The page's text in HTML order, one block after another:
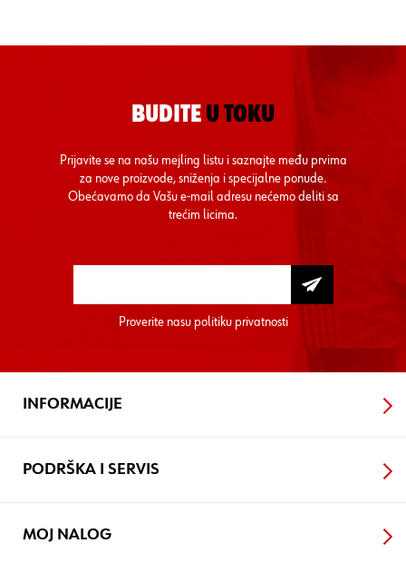
BUDITE U TOKU
Prijavite se na našu mejling listu i saznajte među prvima
za nove proizvode, sniženja i specijalne ponude.
Obećavamo da Vašu e-mail adresu nećemo deliti sa
trećim licima.
Proverite nasu politiku privatnosti
INFORMACIJE
PODRŠKA I SERVIS
MOJ NALOG